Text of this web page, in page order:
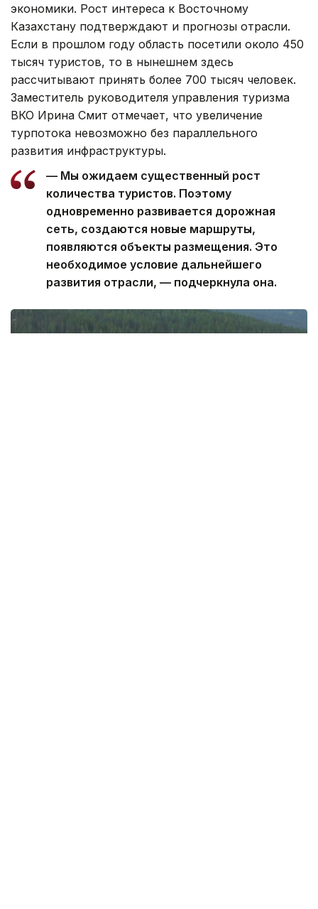
экономики. Рост интереса к Восточному
Казахстану подтверждают и прогнозы отрасли.
Если в прошлом году область посетили около 450
тысяч туристов, то в нынешнем здесь
рассчитывают принять более 700 тысяч человек.
Заместитель руководителя управления туризма
ВКО Ирина Смит отмечает, что увеличение
турпотока невозможно без параллельного
развития инфраструктуры.
— Мы ожидаем существенный рост
количества туристов. Поэтому
одновременно развивается дорожная
сеть, создаются новые маршруты,
появляются объекты размещения. Это
необходимое условие дальнейшего
развития отрасли, — подчеркнула она.